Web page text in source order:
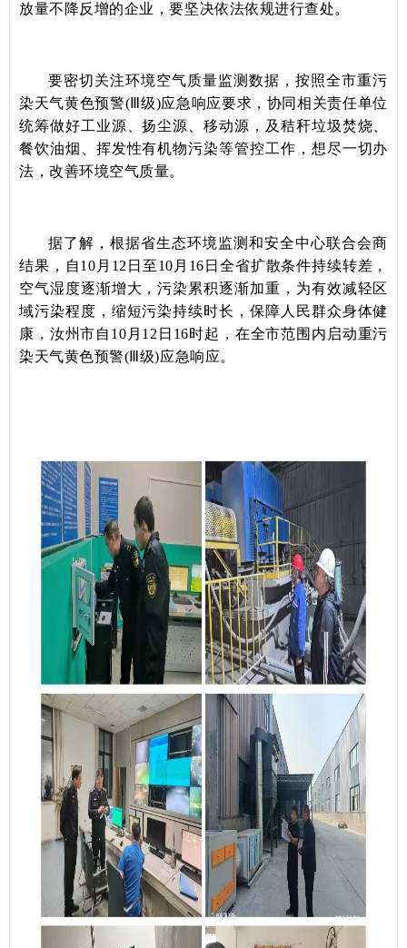
放量不降反增的企业，要坚决依法依规进行查处。
要密切关注环境空气质量监测数据，按照全市重污
染天气黄色预警(Ⅲ级)应急响应要求，协同相关责任单位
统筹做好工业源、扬尘源、移动源，及秸秆垃圾焚烧、
餐饮油烟、挥发性有机物污染等管控工作，想尽一切办
法，改善环境空气质量。
据了解，根据省生态环境监测和安全中心联合会商
结果，自10月12日至10月16日全省扩散条件持续转差，
空气湿度逐渐增大，污染累积逐渐加重，为有效减轻区
域污染程度，缩短污染持续时长，保障人民群众身体健
康，汝州市自10月12日16时起，在全市范围内启动重污
染天气黄色预警(Ⅲ级)应急响应。